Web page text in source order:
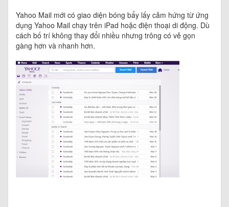
Yahoo Mail mới có giao diện bóng bẩy lấy cảm hứng từ ứng
dụng Yahoo Mail chạy trên iPad hoặc điện thoại di động. Dù
cách bố trí không thay đổi nhiều nhưng trông có vẻ gọn
gàng hơn và nhanh hơn.